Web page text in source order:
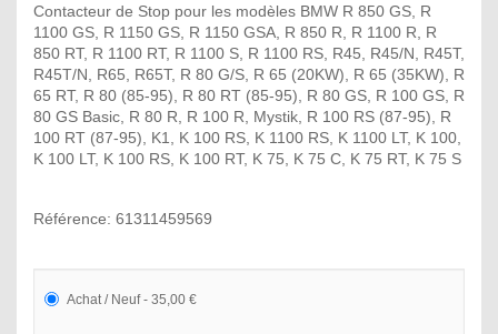
Contacteur de Stop pour les modèles BMW R 850 GS, R
1100 GS, R 1150 GS, R 1150 GSA, R 850 R, R 1100 R, R
850 RT, R 1100 RT, R 1100 S, R 1100 RS, R45, R45/N, R45T,
R45T/N, R65, R65T, R 80 G/S, R 65 (20KW), R 65 (35KW), R
65 RT, R 80 (85-95), R 80 RT (85-95), R 80 GS, R 100 GS, R
80 GS Basic, R 80 R, R 100 R, Mystik, R 100 RS (87-95), R
100 RT (87-95), K1, K 100 RS, K 1100 RS, K 1100 LT, K 100,
K 100 LT, K 100 RS, K 100 RT, K 75, K 75 C, K 75 RT, K 75 S
Référence: 61311459569
Achat / Neuf - 35,00 €